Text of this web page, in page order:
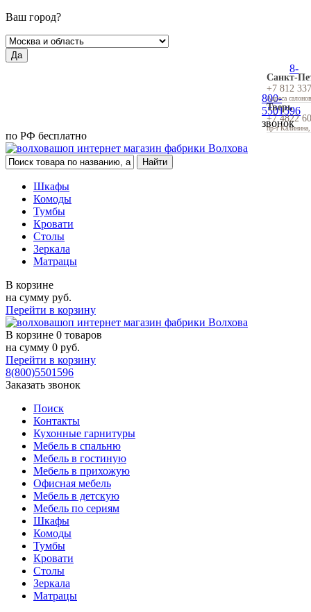
Ваш город?
Да
Санкт-
+7 812
Адреса
Тверь
+7 4822
пр-т
8-
800-
5501596
звонок
по РФ бесплатно
Шкафы
Комоды
Тумбы
Кровати
Столы
Зеркала
Матрацы
В корзине
на сумму руб.
Перейти в корзину
В корзине 0 товаров
на сумму 0 руб.
Перейти в корзину
8(800)5501596
Заказать звонок
Поиск
Контакты
Кухонные гарнитуры
Мебель в спальню
Мебель в гостиную
Мебель в прихожую
Офисная мебель
Мебель в детскую
Мебель по сериям
Шкафы
Комоды
Тумбы
Кровати
Столы
Зеркала
Матрацы